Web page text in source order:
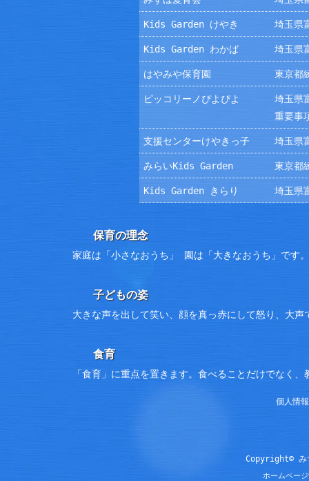
Kids Garden けやき 埼玉県
Kids Garden わかば 埼玉県
はやみや保育園 東京都
ピッコリーノぴよぴよ
埼玉県
重要事
支援センターけやきっ子 埼玉県
みらいKids Garden 東京都
Kids Garden きらり 埼玉県
保育の理念
家庭は「小さなおうち」 園は「大きなおうち」です
子どもの姿
大きな声を出して笑い、顔を真っ赤にして怒り、大
食育
「食育」に重点を置きます。食べることだけでなく
個人情
Copyright© み
ホームペー